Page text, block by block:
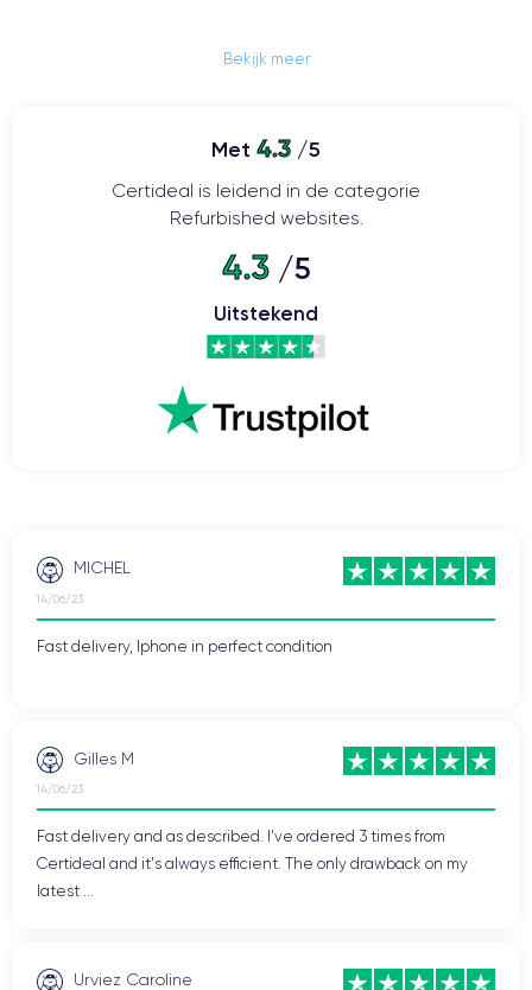
Bekijk meer
Met 4.3 /5
Certideal is leidend in de categorie
Refurbished websites.
4.3/5
Uitstekend
MICHEL
14/06/23
Fast delivery, Iphone in perfect condition
Gilles M
14/06/23
Fast delivery and as described. I've ordered 3 times from
Certideal and it's always efficient. The only drawback on my
latest ...
Urviez Caroline